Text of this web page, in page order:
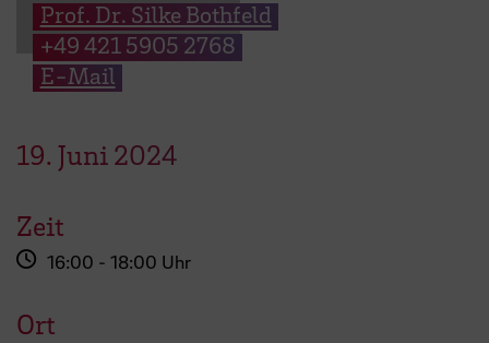
Prof. Dr. Silke Bothfeld
+49 421 5905 2768
E-Mail
19. Juni2024
Zeit
16:00 - 18:00 Uhr
Ort